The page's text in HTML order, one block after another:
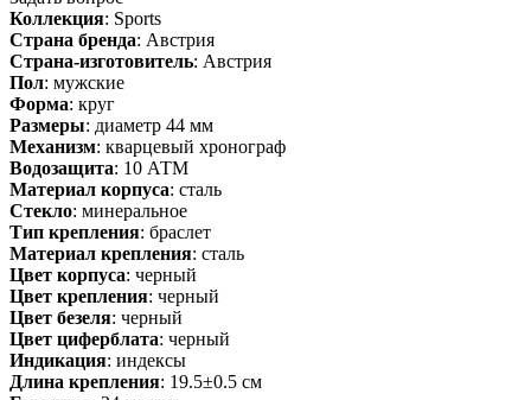
Коллекция: Sports
Страна бренда: Австрия
Страна-изготовитель: Австрия
Пол: мужские
Форма: круг
Размеры: диаметр 44 мм
Механизм: кварцевый хронограф
Водозащита: 10 АТМ
Материал корпуса: сталь
Стекло: минеральное
Тип крепления: браслет
Материал крепления: сталь
Цвет корпуса: черный
Цвет крепления: черный
Цвет безеля: черный
Цвет циферблата: черный
Индикация: индексы
Длина крепления: 19.5±0.5 см